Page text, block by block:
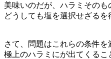
美味いのだが、ハラミその
どうしても塩を選択せざるを
さて、問題はこれらの条件を
極上のハラミにが出てくるこ